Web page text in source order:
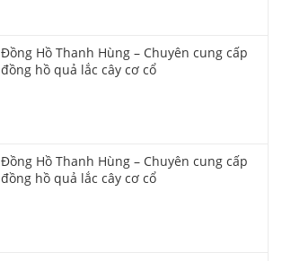
Đồng Hồ Thanh Hùng – Chuyên cung cấp
đồng hồ quả lắc cây cơ cổ
Đồng Hồ Thanh Hùng – Chuyên cung cấp
đồng hồ quả lắc cây cơ cổ